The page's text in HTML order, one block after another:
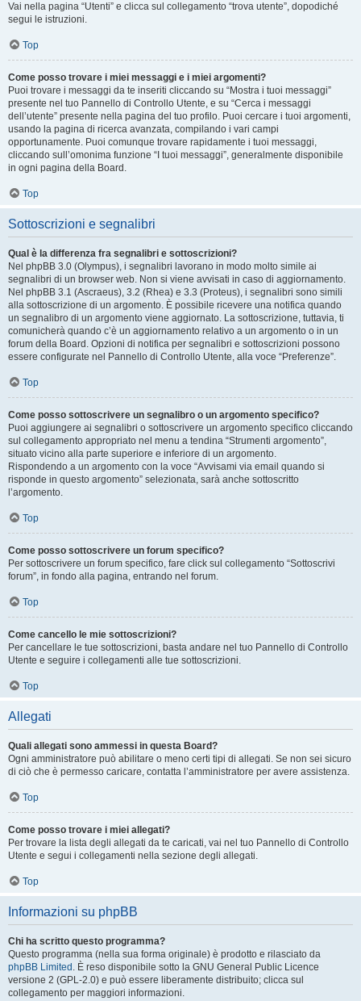
Vai nella pagina “Utenti” e clicca sul collegamento “trova utente”, dopodiché
segui le istruzioni.
Top
Come posso trovare i miei messaggi e i miei argomenti?
Puoi trovare i messaggi da te inseriti cliccando su “Mostra i tuoi messaggi”
presente nel tuo Pannello di Controllo Utente, e su “Cerca i messaggi
dell’utente” presente nella pagina del tuo profilo. Puoi cercare i tuoi argomenti,
usando la pagina di ricerca avanzata, compilando i vari campi
opportunamente. Puoi comunque trovare rapidamente i tuoi messaggi,
cliccando sull’omonima funzione “I tuoi messaggi”, generalmente disponibile
in ogni pagina della Board.
Top
Sottoscrizioni e segnalibri
Qual è la differenza fra segnalibri e sottoscrizioni?
Nel phpBB 3.0 (Olympus), i segnalibri lavorano in modo molto simile ai
segnalibri di un browser web. Non si viene avvisati in caso di aggiornamento.
Nel phpBB 3.1 (Ascraeus), 3.2 (Rhea) e 3.3 (Proteus), i segnalibri sono simili
alla sottoscrizione di un argomento. È possibile ricevere una notifica quando
un segnalibro di un argomento viene aggiornato. La sottoscrizione, tuttavia, ti
comunicherà quando c’è un aggiornamento relativo a un argomento o in un
forum della Board. Opzioni di notifica per segnalibri e sottoscrizioni possono
essere configurate nel Pannello di Controllo Utente, alla voce “Preferenze”.
Top
Come posso sottoscrivere un segnalibro o un argomento specifico?
Puoi aggiungere ai segnalibri o sottoscrivere un argomento specifico cliccando
sul collegamento appropriato nel menu a tendina “Strumenti argomento”,
situato vicino alla parte superiore e inferiore di un argomento.
Rispondendo a un argomento con la voce “Avvisami via email quando si
risponde in questo argomento” selezionata, sarà anche sottoscritto
l’argomento.
Top
Come posso sottoscrivere un forum specifico?
Per sottoscrivere un forum specifico, fare click sul collegamento “Sottoscrivi
forum”, in fondo alla pagina, entrando nel forum.
Top
Come cancello le mie sottoscrizioni?
Per cancellare le tue sottoscrizioni, basta andare nel tuo Pannello di Controllo
Utente e seguire i collegamenti alle tue sottoscrizioni.
Top
Allegati
Quali allegati sono ammessi in questa Board?
Ogni amministratore può abilitare o meno certi tipi di allegati. Se non sei sicuro
di ciò che è permesso caricare, contatta l’amministratore per avere assistenza.
Top
Come posso trovare i miei allegati?
Per trovare la lista degli allegati da te caricati, vai nel tuo Pannello di Controllo
Utente e segui i collegamenti nella sezione degli allegati.
Top
Informazioni su phpBB
Chi ha scritto questo programma?
Questo programma (nella sua forma originale) è prodotto e rilasciato da
phpBB Limited . È reso disponibile sotto la GNU General Public Licence
versione 2 (GPL-2.0) e può essere liberamente distribuito; clicca sul
collegamento per maggiori informazioni.